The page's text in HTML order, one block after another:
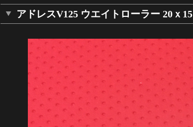
アドレスV125 ウエイトローラー 20ｘ